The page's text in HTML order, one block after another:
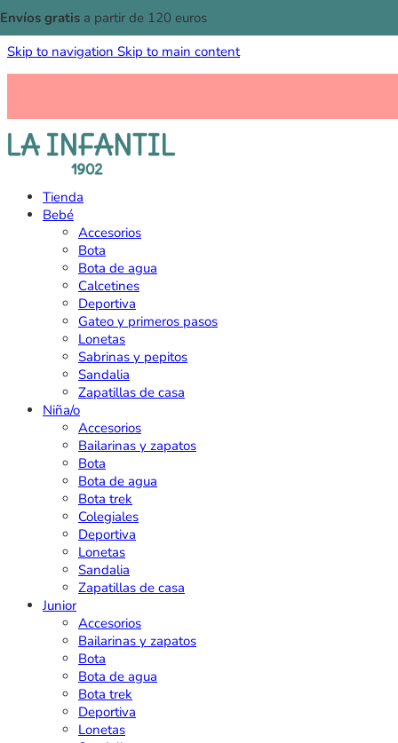
Skip to navigation Skip to main content
Envíos gratis a partir de 120 euros
Tienda
Bebé
Accesorios
Bota
Bota de agua
Calcetines
Deportiva
Gateo y primeros pasos
Lonetas
Sabrinas y pepitos
Sandalia
Zapatillas de casa
Niña/o
Accesorios
Bailarinas y zapatos
Bota
Bota de agua
Bota trek
Colegiales
Deportiva
Lonetas
Sandalia
Zapatillas de casa
Junior
Accesorios
Bailarinas y zapatos
Bota
Bota de agua
Bota trek
Deportiva
Lonetas